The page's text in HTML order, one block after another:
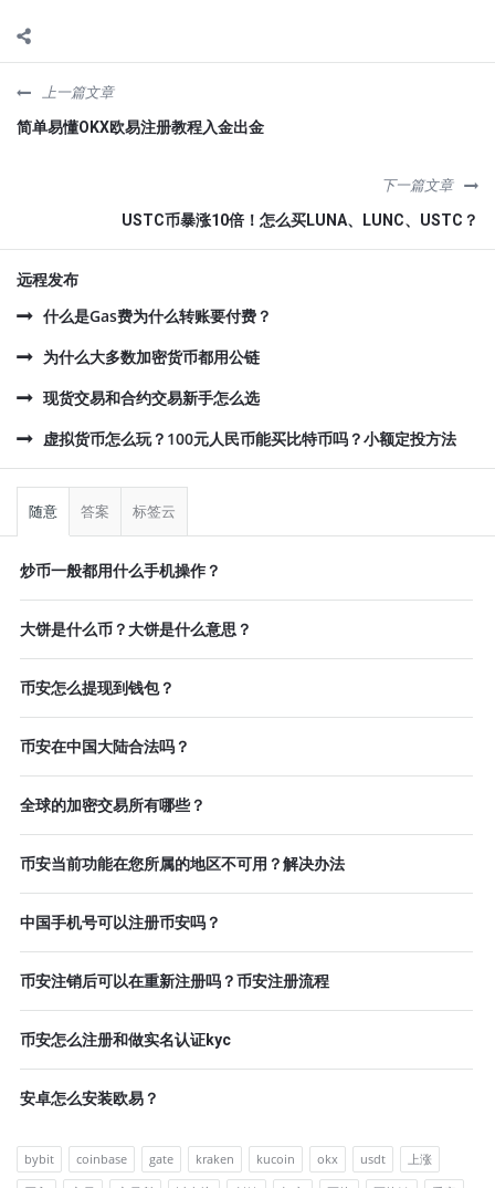
上一篇文章
简单易懂OKX欧易注册教程入金出金
下一篇文章
USTC币暴涨10倍！怎么买LUNA、LUNC、USTC？
远程发布
什么是Gas费为什么转账要付费？
为什么大多数加密货币都用公链
现货交易和合约交易新手怎么选
虚拟货币怎么玩？100元人民币能买比特币吗？小额定投方法
侧
随意 答案 标签云
炒币一般都用什么手机操作？
大饼是什么币？大饼是什么意思？
币安怎么提现到钱包？
币安在中国大陆合法吗？
全球的加密交易所有哪些？
币安当前功能在您所属的地区不可用？解决办法
中国手机号可以注册币安吗？
币安注销后可以在重新注册吗？币安注册流程
币安怎么注册和做实名认证kyc
安卓怎么安装欧易？
bybit coinbase gate kraken kucoin okx usdt
上涨